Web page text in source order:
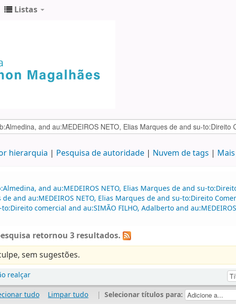
Listas
hierarquia Pesquisa de autoridade Nuvem de tags
and au:MEDEIROS NETO, Elias Marques de and su-
de and au:MEDEIROS NETO, Elias Marques de and su-to:Direito
comercial and au:SIMÃO FILHO, Adalberto and
retornou 3 resultados.
sem sugestões.
realçar
tudo
Limpar tudo | Selecionar títulos para: